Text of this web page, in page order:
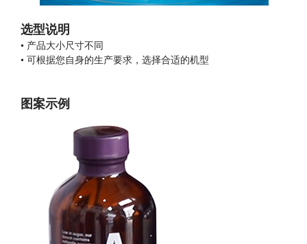
选型说明
• 产品大小尺寸不同
• 可根据您自身的生产要求，选择合适的机型
图案示例